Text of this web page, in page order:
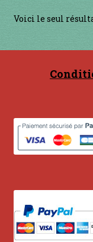
en cuivre
GUIMBARDES
Voici le seul